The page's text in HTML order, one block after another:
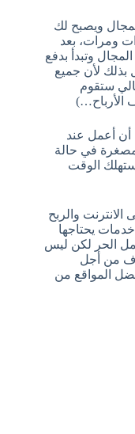
ويصبح لك
ومرات، بعد
وتبدأ بدفع
لأن جميع
ستقوم
الأرباح…)
أعمل عند
في حالة
الوقت
والربح
يحتاجها
الحر لكن ليس
من أجل
المواقع من